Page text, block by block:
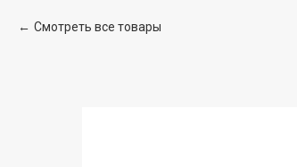
Смотреть все товары